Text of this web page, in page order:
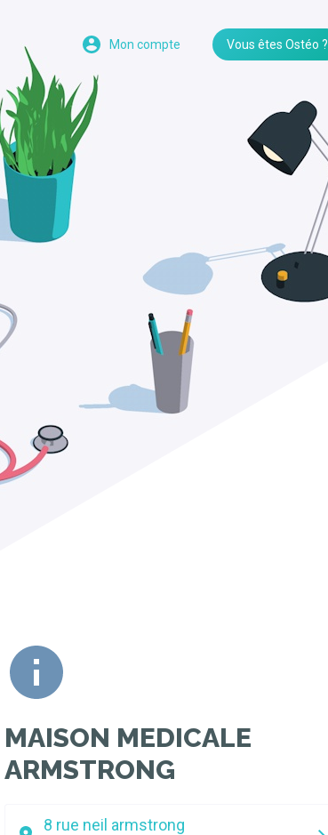
Mon compte Vous êtes Ostéo ?
MAISON MEDICALE
ARMSTRONG
8 rue neil armstrong